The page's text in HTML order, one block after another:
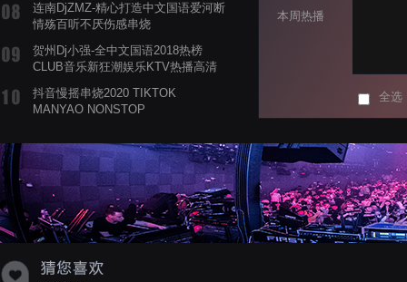
连南DjZMZ-精心打造中文国语爱河断
情殇百听不厌伤感串烧
贺州Dj小强-全中文国语2018热榜
CLUB音乐新狂潮娱乐KTV热播高清
抖音慢摇串烧2020 TIKTOK
MANYAO NONSTOP
蝉爸爸妈妈爱存在夏天的风是想你的
声音啊
本周热播
全选